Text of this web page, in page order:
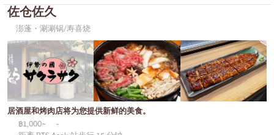
佐仓佐久
澎蓬・涮涮锅/寿喜烧
居酒屋和烤肉店将为您提供新鲜的美食。
฿1,000~
-